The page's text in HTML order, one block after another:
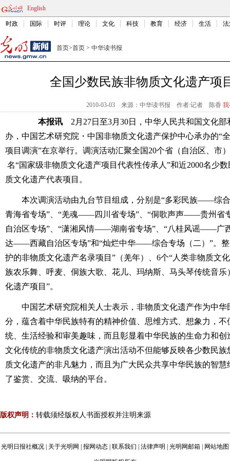
English
时政 国际 时评 理论 文化 科技 教育 经济 生活
首页>首页 > 中华读书报
全国少数民族非物质文化遗产项
2010-03-03 来源：中华读书报 作者:记者 陈香
本报讯 2月27日至3月30日，中华人民共和国文化
办，中国艺术研究院・中国非物质文化遗产保护中心承办的“
项目调演”在京举行。调演活动汇聚全国20个省（自治区、市
名“国家级非物质文化遗产项目代表性传承人”和近2000名少数
质文化遗产代表项目。
本次调演活动由九台节目组成，分别是“多彩民族――综
青海省专场”、“羌魂――四川省专场”、“侗歌声声――贵州省
自治区专场”、“潇湘风情――湖南省专场”、“八桂风谣――广
达――西藏自治区专场”和“灿烂中华――综合专场（二）”。整
护的非物质文化遗产名录项目”（羌年）、6个“人类非物质文
族农乐舞、呼麦、侗族大歌、花儿、玛纳斯、马头琴传统音乐
化遗产项目”。
中国艺术研究院相关人士表示，非物质文化遗产作为中
分，蕴含着中华民族特有的精神价值、思维方式、想象力，
统、生活经验和审美趣味，而且彰显着中华民族的生命力和
文化传统的非物质文化遗产演出活动不但能够反映各少数民
质文化遗产的非凡魅力，而且为广大民众共享中华民族的智
了鉴赏、交流、吸纳的平台。
版权声明： 转载须经版权人书面授权并注明来源
光明日报社概况 关于光明网 报网动态 联系我们 法律声明 光明网邮箱 网站地图